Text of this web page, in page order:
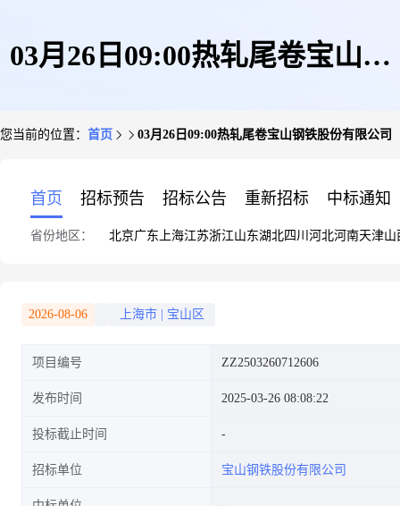
03月26日09:00热轧尾卷宝山钢
您当前的位置： 首页 03月26日09:00热轧尾卷宝山钢铁股份有限公司
首页 招标预告 招标公告 重新招标 中标通知
省份地区： 北京广东 上海江苏浙江山东湖北四川 河北河南天津山
2026-08-06 上海市 宝山区
项目编号 ZZ2503260712606
发布时间 2025-03-26 08:08:22
投标截止时间
招标单位 宝山钢铁股份有限公司